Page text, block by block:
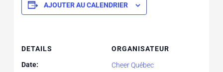
AJOUTER AU CALENDRIER
DETAILS
Date:
ORGANISATEUR
Cheer Québec